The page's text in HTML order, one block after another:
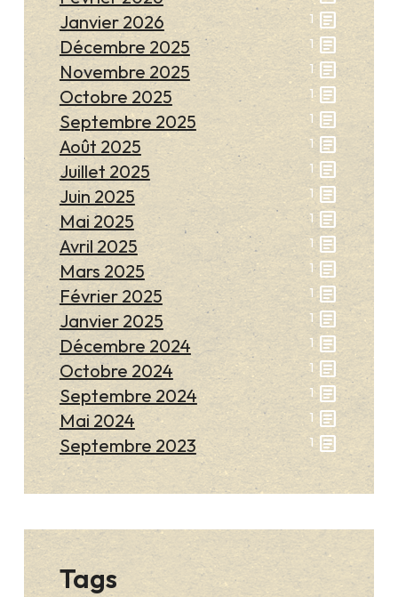
Janvier 2026 1 article
Décembre 2025 1 article
Novembre 2025 1 article
Octobre 2025 1 article
Septembre 2025 1 article
Août 2025 1 article
Juillet 2025 1 article
Juin 2025 1 article
Mai 2025 1 article
Avril 2025 1 article
Mars 2025 1 article
Février 2025 1 article
Janvier 2025 1 article
Décembre 2024 1 article
Octobre 2024 1 article
Septembre 2024 1 article
Mai 2024 1 article
Septembre 2023 1 article
Tags